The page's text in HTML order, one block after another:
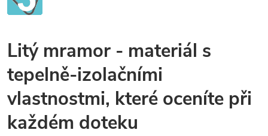
Litý mramor - materiál s
tepelně-izolačními
vlastnostmi, které oceníte při
každém doteku